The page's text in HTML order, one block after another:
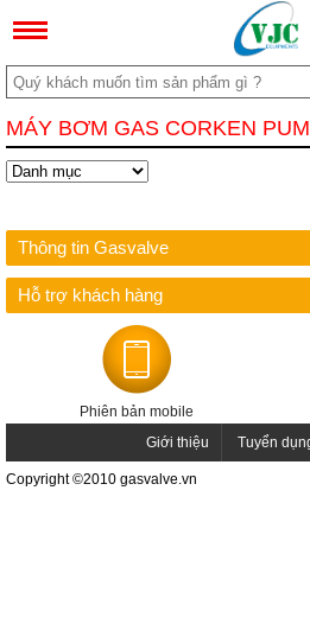
MÁY BƠM GAS CORKEN
Thông tin Gasvalve
Hỗ trợ khách hàng
Phiên bản mobile
Giới thiệu
Tuyển
Copyright ©2010 gasvalve.vn